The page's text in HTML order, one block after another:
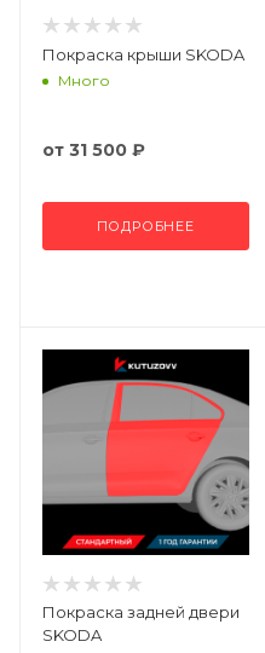
Покраска крыши SKODA
Много
от 31 500 ₽
ПОДРОБНЕЕ
Покраска задней двери
SKODA